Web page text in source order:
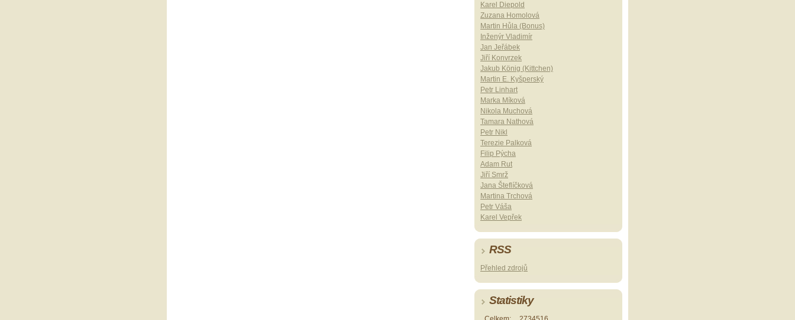
Karel Diepold
Zuzana Homolová
Martin Hůla (Bonus)
Inženýr Vladimír
Jan Jeřábek
Jiří Konvrzek
Jakub König (Kittchen)
Martin E. Kyšperský
Petr Linhart
Marka Míková
Nikola Muchová
Tamara Nathová
Petr Nikl
Terezie Palková
Filip Pýcha
Adam Rut
Jiří Smrž
Jana Šteflíčková
Martina Trchová
Petr Váša
Karel Vepřek
RSS
Přehled zdrojů
Statistiky